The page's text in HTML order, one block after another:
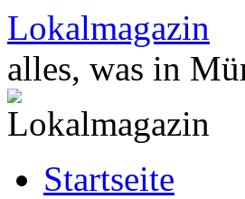
Zum
Inhalt
springen
Lokalmagazin
alles, was in
Startseite